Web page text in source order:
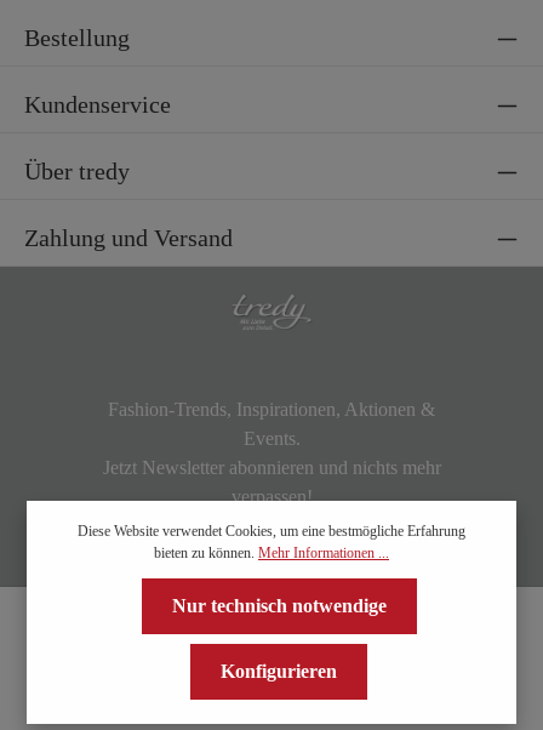
Bestellung
Kundenservice
Über tredy
Zahlung und Versand
Fashion-Trends, Inspirationen, Aktionen &
Events.
Jetzt Newsletter abonnieren und nichts mehr
verpassen!
Diese Website verwendet Cookies, um eine bestmögliche Erfahrung
bieten zu können. Mehr Informationen ...
Nur technisch notwendige
Konfigurieren